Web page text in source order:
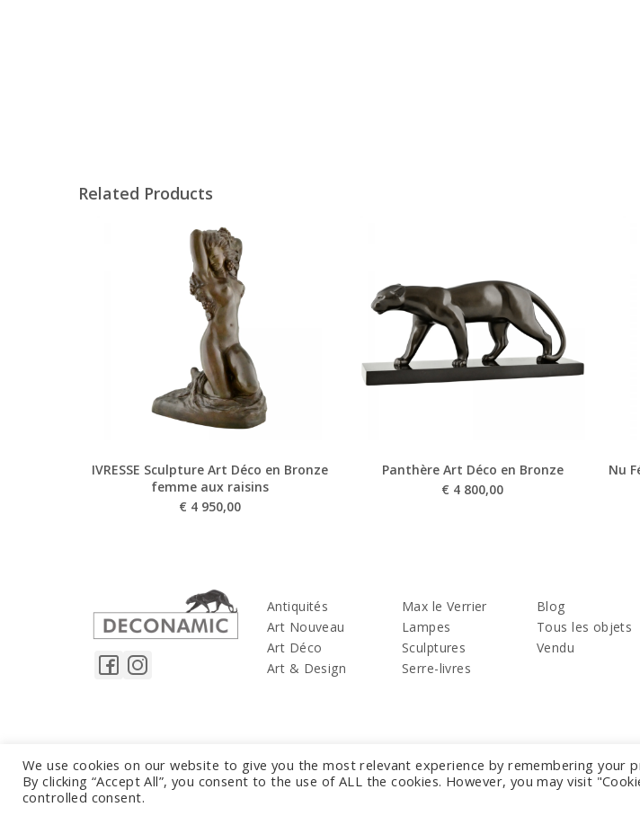
Related Products
IVRESSE Sculpture Art Déco en Bronze
femme aux raisins
€ 4 950,00
Panthère Art Déco en Bronze
€ 4 800,00
Nu
Antiquités
Art Nouveau
Art Déco
Art & Design
Max le Verrier
Lampes
Sculptures
Serre-livres
Blog
Tous les objets
Vendu
We use cookies on our website to give you the most relevant experience by remembering your
By clicking “Accept All”, you consent to the use of ALL the cookies. However, you may visit
controlled consent.